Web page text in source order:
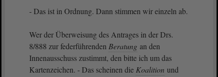
- Das ist in Ordnung. Dann stimmen wir einzeln ab.
Wer der Überweisung des Antrages in der Drs.
8/888 zur federführenden Beratung an den
Innenausschuss zustimmt, den bitte ich um das
Kartenzeichen. - Das scheinen die Koalition und